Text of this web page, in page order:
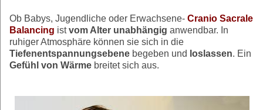
Ob Babys, Jugendliche oder Erwachsene- Cranio Sacrale
Balancing istvom Alter unabhängig anwendbar. In
ruhiger Atmosphäre können sie sich in die
Tiefenentspannungsebene begeben und loslassen. Ein
Gefühl von Wärme breitet sich aus.